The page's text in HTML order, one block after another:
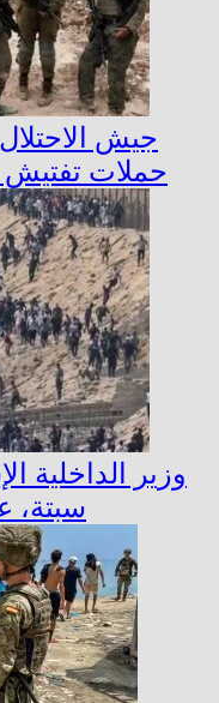
جيش
حملات تفتيش
سبتة، عاد منهم